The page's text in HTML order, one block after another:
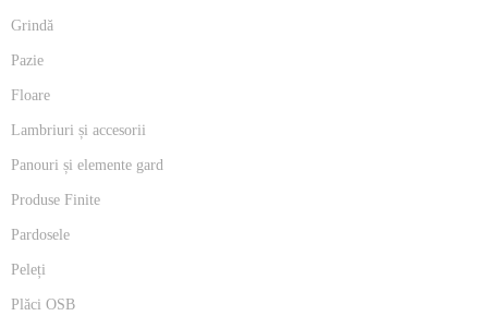
Grindă
Pazie
Floare
Lambriuri și accesorii
Panouri și elemente gard
Produse Finite
Pardosele
Peleți
Plăci OSB